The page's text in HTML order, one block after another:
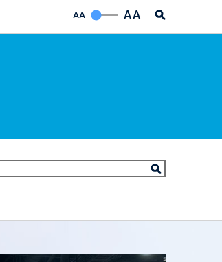
AA AA